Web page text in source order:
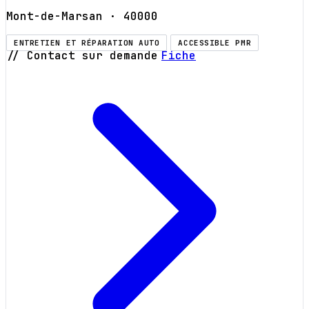
Mont-de-Marsan · 40000
ENTRETIEN ET RÉPARATION AUTO ACCESSIBLE PMR
// Contact sur demande Fiche